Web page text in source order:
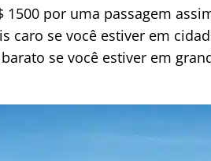
1500 por uma passagem
caro se você estiver em
se você estiver em